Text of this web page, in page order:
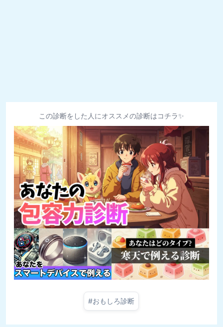
この診断をした人にオススメの診断はコチラ✨
#おもしろ診断